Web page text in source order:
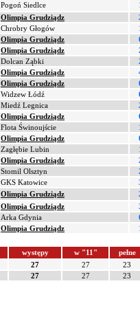
Pogoń Siedlce
Olimpia Grudziądz
Chrobry Głogów
Olimpia Grudziądz
Olimpia Grudziądz
Dolcan Ząbki
Olimpia Grudziądz
Olimpia Grudziądz
Widzew Łódź
Miedź Legnica
Olimpia Grudziądz
Flota Świnoujście
Olimpia Grudziądz
Zagłębie Lubin
Olimpia Grudziądz
Stomil Olsztyn
GKS Katowice
Olimpia Grudziądz
Olimpia Grudziądz
Arka Gdynia
Olimpia Grudziądz
występy w "11"
pełne
27 27
23
27 27 23